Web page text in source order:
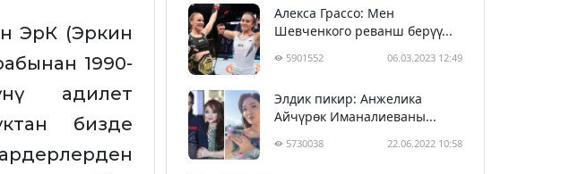
ЭрК (Эркин
1990-
адилет
бизде
Алекса Грассо: Мен
Шевченкого реванш берүү...
5901552 06.03.2023 12:49
Элдик пикир: Анжелика
Айчүрөк Иманалиеваны...
5730038 22.06.2022 10:58